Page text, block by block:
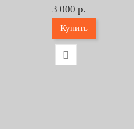
3 000 р.
Купить